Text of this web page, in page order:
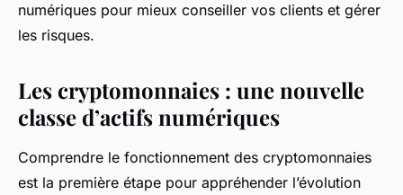
numériques pour mieux conseiller vos clients et gérer
les risques.
Les cryptomonnaies : une nouvelle
classe d’actifs numériques
Comprendre le fonctionnement des cryptomonnaies
est la première étape pour appréhender l’évolution